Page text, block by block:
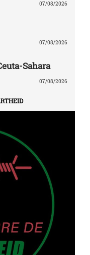
07/08/2026
07/08/2026
Sahara
07/08/2026